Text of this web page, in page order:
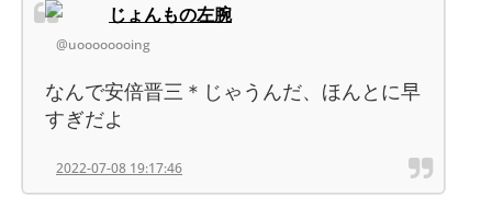
じょんもの左腕
@uoooooooing
なんで安倍晋三＊じゃうんだ、ほんとに早
すぎだよ
2022-07-08 19:17:46